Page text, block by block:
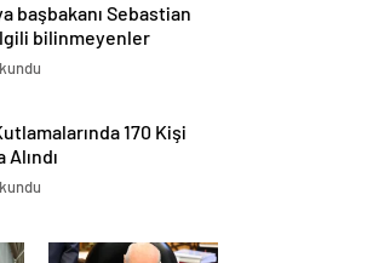
başbakanı Sebastian
bilinmeyenler
170 Kişi
Alındı